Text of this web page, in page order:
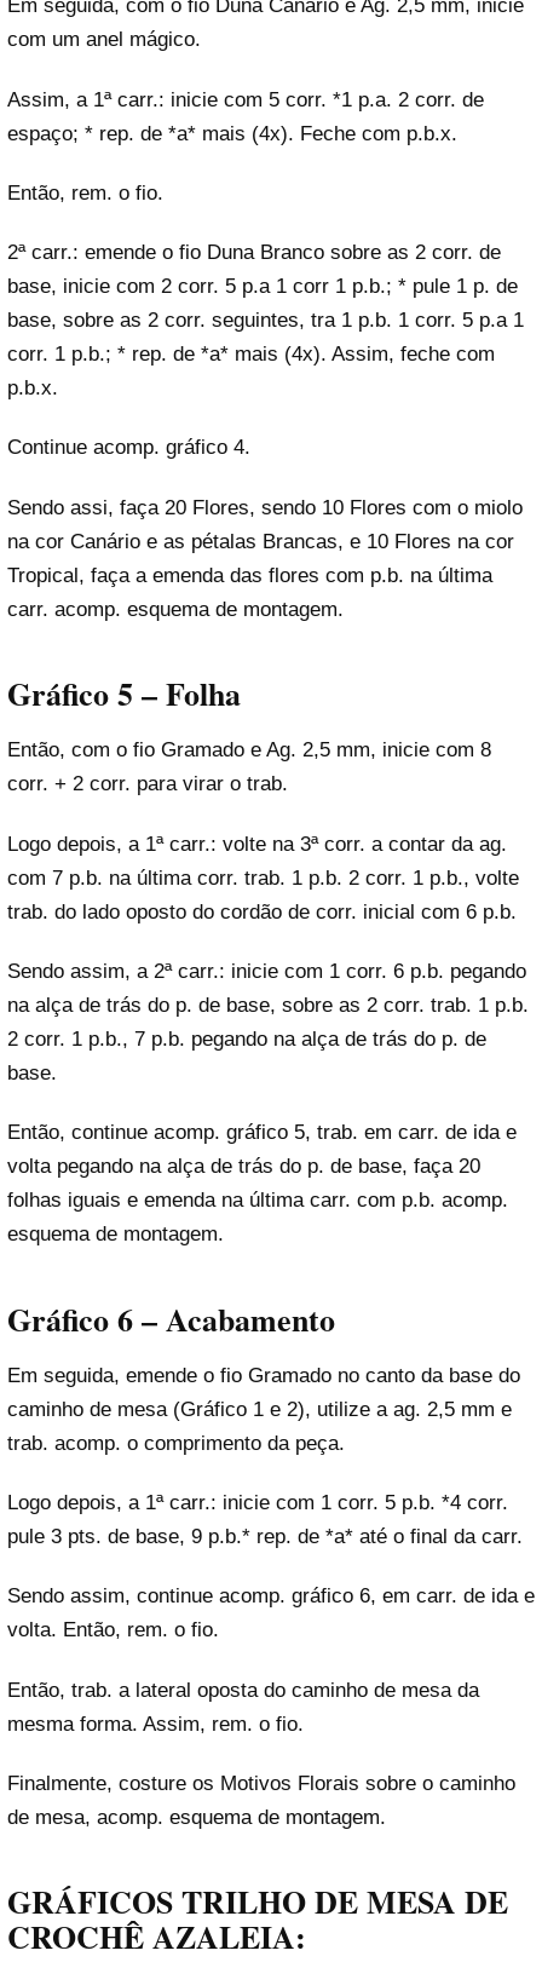
Em seguida, com o fio Duna Canário e Ag. 2,5 mm, inicie
com um anel mágico.
Assim, a 1ª carr.: inicie com 5 corr. *1 p.a. 2 corr. de
espaço; * rep. de *a* mais (4x). Feche com p.b.x.
Então, rem. o fio.
2ª carr.: emende o fio Duna Branco sobre as 2 corr. de
base, inicie com 2 corr. 5 p.a 1 corr 1 p.b.; * pule 1 p. de
base, sobre as 2 corr. seguintes, tra 1 p.b. 1 corr. 5 p.a 1
corr. 1 p.b.; * rep. de *a* mais (4x). Assim, feche com
p.b.x.
Continue acomp. gráfico 4.
Sendo assi, faça 20 Flores, sendo 10 Flores com o miolo
na cor Canário e as pétalas Brancas, e 10 Flores na cor
Tropical, faça a emenda das flores com p.b. na última
carr. acomp. esquema de montagem.
Gráfico 5 – Folha
Então, com o fio Gramado e Ag. 2,5 mm, inicie com 8
corr. + 2 corr. para virar o trab.
Logo depois, a 1ª carr.: volte na 3ª corr. a contar da ag.
com 7 p.b. na última corr. trab. 1 p.b. 2 corr. 1 p.b., volte
trab. do lado oposto do cordão de corr. inicial com 6 p.b.
Sendo assim, a 2ª carr.: inicie com 1 corr. 6 p.b. pegando
na alça de trás do p. de base, sobre as 2 corr. trab. 1 p.b.
2 corr. 1 p.b., 7 p.b. pegando na alça de trás do p. de
base.
Então, continue acomp. gráfico 5, trab. em carr. de ida e
volta pegando na alça de trás do p. de base, faça 20
folhas iguais e emenda na última carr. com p.b. acomp.
esquema de montagem.
Gráfico 6 – Acabamento
Em seguida, emende o fio Gramado no canto da base do
caminho de mesa (Gráfico 1 e 2), utilize a ag. 2,5 mm e
trab. acomp. o comprimento da peça.
Logo depois, a 1ª carr.: inicie com 1 corr. 5 p.b. *4 corr.
pule 3 pts. de base, 9 p.b.* rep. de *a* até o final da carr.
Sendo assim, continue acomp. gráfico 6, em carr. de ida e
volta. Então, rem. o fio.
Então, trab. a lateral oposta do caminho de mesa da
mesma forma. Assim, rem. o fio.
Finalmente, costure os Motivos Florais sobre o caminho
de mesa, acomp. esquema de montagem.
GRÁFICOS TRILHO DE MESA DE
CROCHÊ AZALEIA: